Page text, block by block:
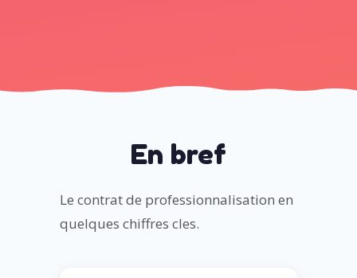
En bref
Le contrat de professionnalisation en
quelques chiffres cles.